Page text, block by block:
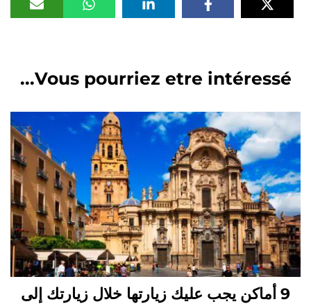
Vous pourriez etre intéressé...
9 أماكن يجب عليك زيارتها خلال زيارتك إلى